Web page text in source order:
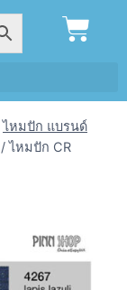
ไหมปัก แบรนด์
/ ไหมปัก CR